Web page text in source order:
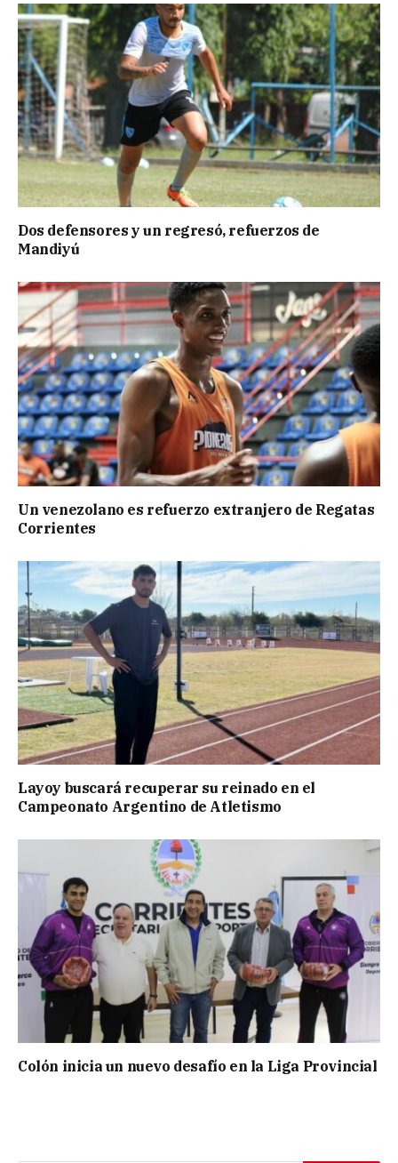
Dos defensores y un regresó, refuerzos de
Mandiyú
Un venezolano es refuerzo extranjero de Regatas
Corrientes
Layoy buscará recuperar su reinado en el
Campeonato Argentino de Atletismo
Colón inicia un nuevo desafío en la Liga Provincial